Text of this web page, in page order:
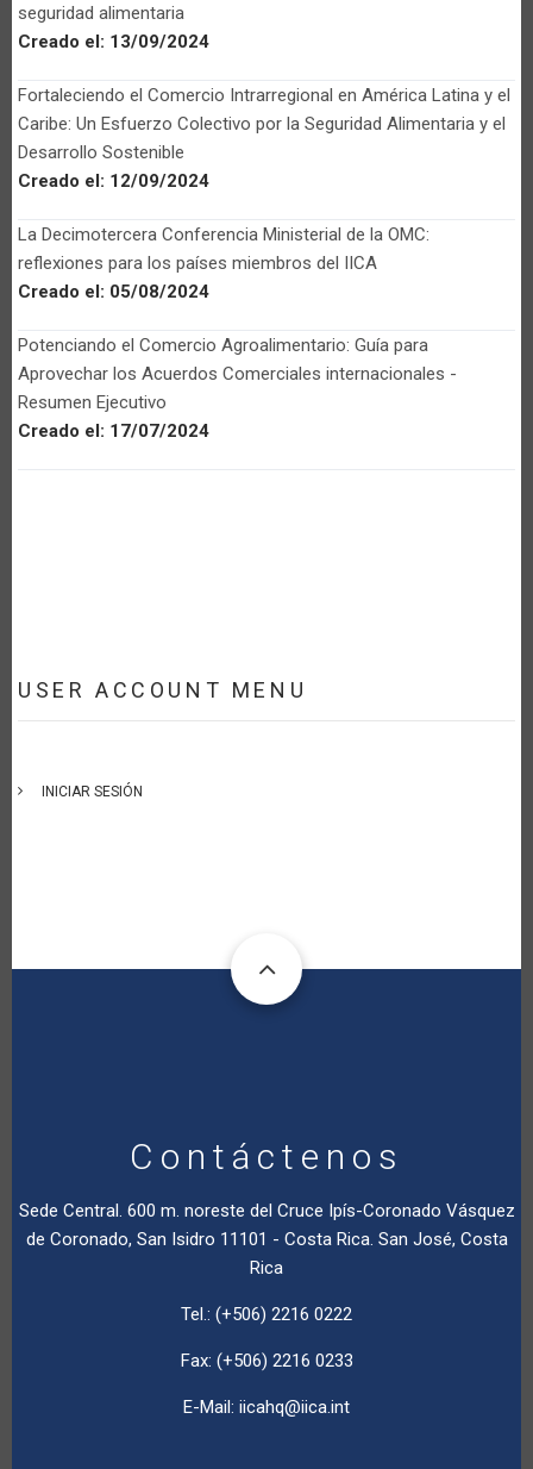
seguridad alimentaria
Creado el: 13/09/2024
Fortaleciendo el Comercio Intrarregional en América Latina y el
Caribe: Un Esfuerzo Colectivo por la Seguridad Alimentaria y el
Desarrollo Sostenible
Creado el: 12/09/2024
La Decimotercera Conferencia Ministerial de la OMC:
reflexiones para los países miembros del IICA
Creado el: 05/08/2024
Potenciando el Comercio Agroalimentario: Guía para
Aprovechar los Acuerdos Comerciales internacionales -
Resumen Ejecutivo
Creado el: 17/07/2024
USER ACCOUNT MENU
INICIAR SESIÓN
Contáctenos
Sede Central. 600 m. noreste del Cruce Ipís-Coronado Vásquez
de Coronado, San Isidro 11101 - Costa Rica. San José, Costa
Rica
Tel.: (+506) 2216 0222
Fax: (+506) 2216 0233
E-Mail: iicahq@iica.int